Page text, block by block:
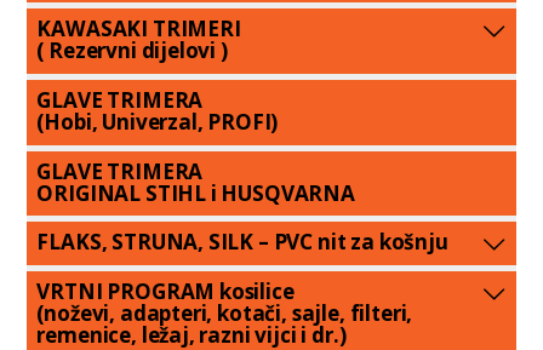
KAWASAKI TRIMERI
( Rezervni dijelovi )
GLAVE TRIMERA
(Hobi, Univerzal, PROFI)
GLAVE TRIMERA
ORIGINAL STIHL i HUSQVARNA
FLAKS, STRUNA, SILK – PVC nit za košnju
VRTNI PROGRAM kosilice
(noževi, adapteri, kotači, sajle, filteri,
remenice, ležaj, razni vijci i dr.)